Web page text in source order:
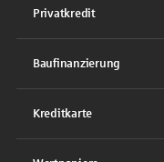
Privatkredit
Baufinanzierung
Kreditkarte